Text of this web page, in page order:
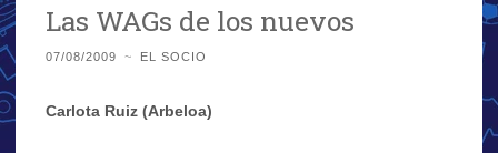
Las WAGs de los nuevos
07/08/2009 ~ EL SOCIO
Carlota Ruiz (Arbeloa)